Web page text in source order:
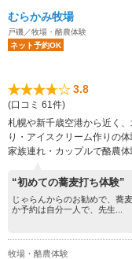
むらかみ牧場
戸磯／牧場・酪農体験
ネット予約OK
3.8
(口コミ 61件)
札幌や新千歳空港から近く
り・アイスクリーム作りの
家族連れ・カップルで酪農体
“初めての蕎麦打ち体験”
じゃらんからのお勧めで、蕎
か予約は自分一人で、先生...
牧場・酪農体験